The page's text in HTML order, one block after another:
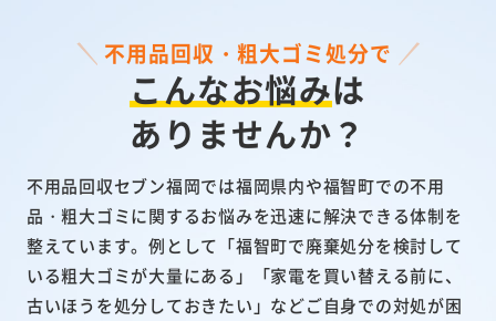
不用品回収・粗大ゴミ処分で
こんなお悩みは
ありませんか？
不用品回収セブン福岡では福岡県内や福智町での不用
品・粗大ゴミに関するお悩みを迅速に解決できる体制を
整えています。例として「福智町で廃棄処分を検討して
いる粗大ゴミが大量にある」「家電を買い替える前に、
古いほうを処分しておきたい」などご自身での対処が困